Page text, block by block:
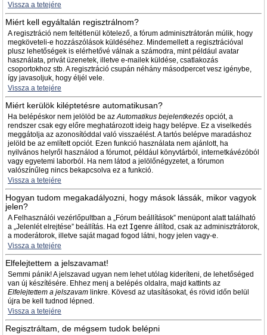
Vissza a tetejére
Miért kell egyáltalán regisztrálnom?
A regisztráció nem feltétlenül kötelező, a fórum adminisztrátorán múlik, hogy
megköveteli-e hozzászólások küldéséhez. Mindemellett a regisztrációval
plusz lehetőségek is elérhetővé válnak a számodra, mint például avatar
használata, privát üzenetek, illetve e-mailek küldése, csatlakozás
csoportokhoz stb. A regisztráció csupán néhány másodpercet vesz igénybe,
így javasoljuk, hogy éljél vele.
Vissza a tetejére
Miért kerülök kiléptetésre automatikusan?
Ha belépéskor nem jelölöd be azAutomatikus bejelentkezés opciót, a
rendszer csak egy előre meghatározott ideig hagy belépve. Ez a viselkedés
meggátolja az azonosítóddal való visszaélést. A tartós belépve maradáshoz
jelöld be az említett opciót. Ezen funkció használata nem ajánlott, ha
nyilvános helyről használod a fórumot, például könyvtárból, internetkávézóból
vagy egyetemi laborból. Ha nem látod a jelölőnégyzetet, a fórumon
valószínűleg nincs bekapcsolva ez a funkció.
Vissza a tetejére
Hogyan tudom megakadályozni, hogy mások lássák, mikor vagyok
jelen?
A Felhasználói vezérlőpultban a „Fórum beállítások” menüpont alatt található
a „Jelenlét elrejtése” beállítás. Ha ezt Igenre állítod, csak az adminisztrátorok,
a moderátorok, illetve saját magad fogod látni, hogy jelen vagy-e.
Vissza a tetejére
Elfelejtettem a jelszavamat!
Semmi pánik! A jelszavad ugyan nem lehet utólag kideríteni, de lehetőséged
van új készítésére. Ehhez menj a belépés oldalra, majd kattints az
Elfelejtettem a jelszavam linkre. Kövesd az utasításokat, és rövid időn belül
újra be kell tudnod lépned.
Vissza a tetejére
Regisztráltam, de mégsem tudok belépni